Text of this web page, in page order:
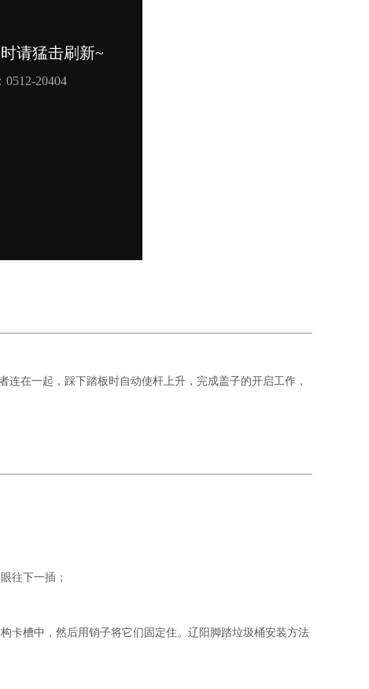
在一起，踩下踏板时自动使杆上升，完成盖子的开启工作，
往下一插；
卡槽中，然后用销子将它们固定住。辽阳脚踏垃圾桶安装方法